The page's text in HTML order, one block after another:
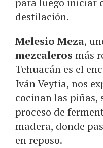
destilación.
Melesio Meza,
mezcaleros más
Tehuacán es el
Iván Veytia, nos
cocinan las piñas,
proceso de
madera, donde
en reposo.